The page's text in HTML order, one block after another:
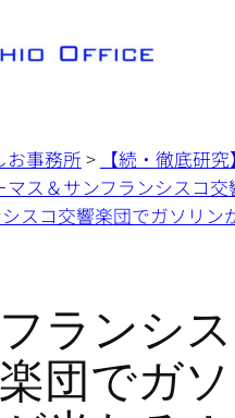
お事務所 >
【続・徹底研究
マス＆サンフランシスコ交
スコ交響楽団でガソリン
ランシ
団でガソ